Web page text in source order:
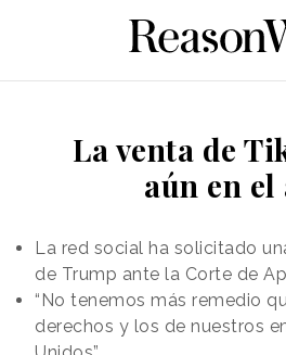
La venta de
aún en
La red social ha solicitado
de Trump ante la Corte de
“No tenemos más remedio
derechos y los de nuestros